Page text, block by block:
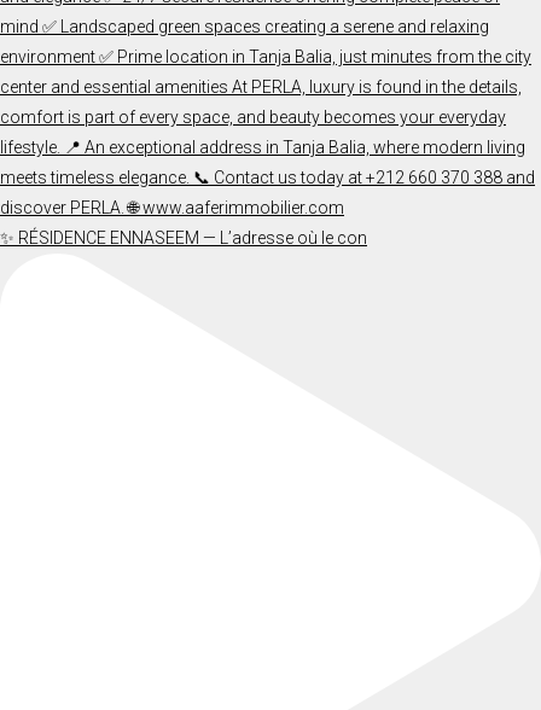
✨ RÉSIDENCE ENNASEEM — L’adresse où le con